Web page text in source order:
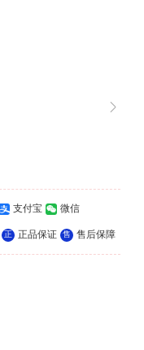
支付宝 微信
正 正品保证 售 售后保障